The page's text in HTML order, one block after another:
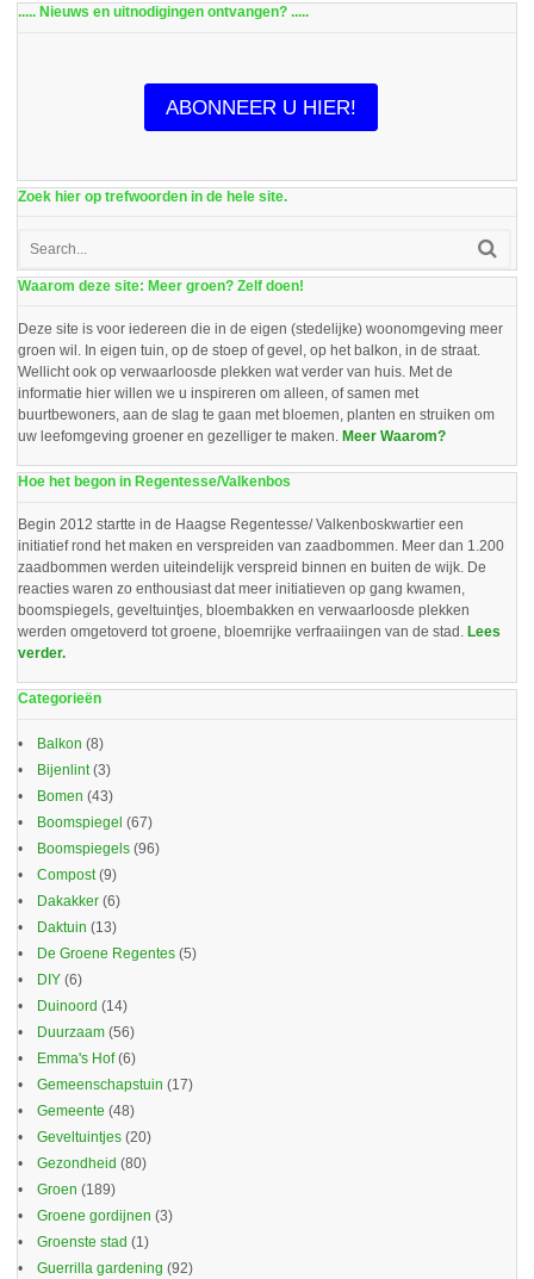
..... Nieuws en uitnodigingen ontvangen? .....
ABONNEER U HIER!
Zoek hier op trefwoorden in de hele site.
Waarom deze site: Meer groen? Zelf doen!
Deze site is voor iedereen die in de eigen (stedelijke) woonomgeving meer
groen wil. In eigen tuin, op de stoep of gevel, op het balkon, in de straat.
Wellicht ook op verwaarloosde plekken wat verder van huis. Met de
informatie hier willen we u inspireren om alleen, of samen met
buurtbewoners, aan de slag te gaan met bloemen, planten en struiken om
uw leefomgeving groener en gezelliger te maken. Meer Waarom?
Hoe het begon in Regentesse/Valkenbos
Begin 2012 startte in de Haagse Regentesse/ Valkenboskwartier een
initiatief rond het maken en verspreiden van zaadbommen. Meer dan 1.200
zaadbommen werden uiteindelijk verspreid binnen en buiten de wijk. De
reacties waren zo enthousiast dat meer initiatieven op gang kwamen,
boomspiegels, geveltuintjes, bloembakken en verwaarloosde plekken
werden omgetoverd tot groene, bloemrijke verfraaiingen van de stad. Lees
verder.
Categorieën
Balkon (8)
Bijenlint(3)
Bomen (43)
Boomspiegel (67)
Boomspiegels (96)
Compost(9)
Dakakker (6)
Daktuin (13)
De Groene Regentes (5)
DIY (6)
Duinoord (14)
Duurzaam (56)
Emma's Hof(6)
Gemeenschapstuin (17)
Gemeente (48)
Geveltuintjes (20)
Gezondheid (80)
Groen (189)
Groene gordijnen (3)
Groenste stad (1)
Guerrilla gardening (92)